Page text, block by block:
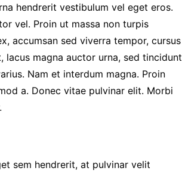
hendrerit vestibulum vel eget eros.
vel. Proin ut massa non turpis
accumsan sed viverra tempor, cursus
lacus magna auctor urna, sed tincidunt
Nam et interdum magna. Proin
a. Donec vitae pulvinar elit. Morbi
sem hendrerit, at pulvinar velit